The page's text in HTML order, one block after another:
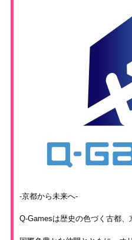
-京都から未来へ-
Q-Gamesは歴史の色づく古都、